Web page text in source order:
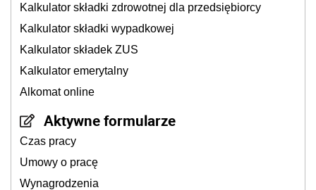
Kalkulator składki zdrowotnej dla przedsiębiorcy
Kalkulator składki wypadkowej
Kalkulator składek ZUS
Kalkulator emerytalny
Alkomat online
Aktywne formularze
Czas pracy
Umowy o pracę
Wynagrodzenia